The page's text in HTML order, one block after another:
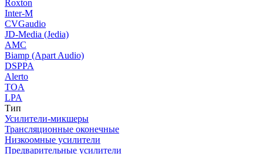
Roxton
Inter-M
CVGaudio
JD-Media (Jedia)
AMC
Biamp (Apart Audio)
DSPPA
Alerto
TOA
LPA
Тип
Усилители-микшеры
Трансляционные оконечные
Низкоомные усилители
Предварительные усилители